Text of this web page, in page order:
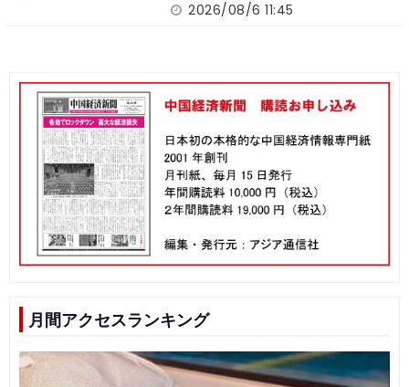
2026/08/6 11:45
月間アクセスランキング